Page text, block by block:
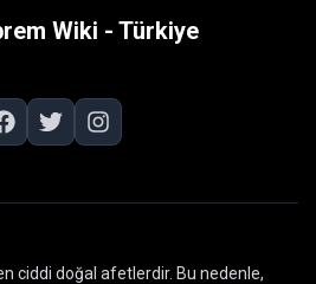
Wiki - Türkiye
ciddi doğal afetlerdir. Bu nedenle,